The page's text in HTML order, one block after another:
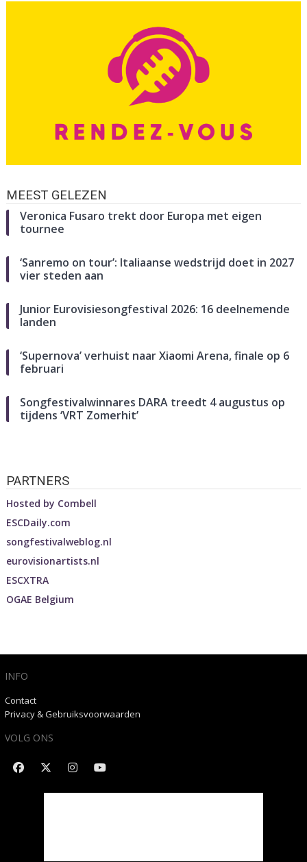
MEEST GELEZEN
Veronica Fusaro trekt door Europa met eigen
tournee
‘Sanremo on tour’: Italiaanse wedstrijd doet in 2027
vier steden aan
Junior Eurovisiesongfestival 2026: 16 deelnemende
landen
‘Supernova’ verhuist naar Xiaomi Arena, finale op 6
februari
Songfestivalwinnares DARA treedt 4 augustus op
tijdens ‘VRT Zomerhit’
PARTNERS
Hosted by Combell
ESCDaily.com
songfestivalweblog.nl
eurovisionartists.nl
ESCXTRA
OGAE Belgium
INFO
Contact
Privacy & Gebruiksvoorwaarden
VOLG ONS